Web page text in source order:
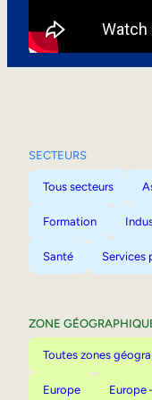
SECTEURS
Tous secteurs
Formation
Santé Services
ZONE
Toutes zones
Europe Europe